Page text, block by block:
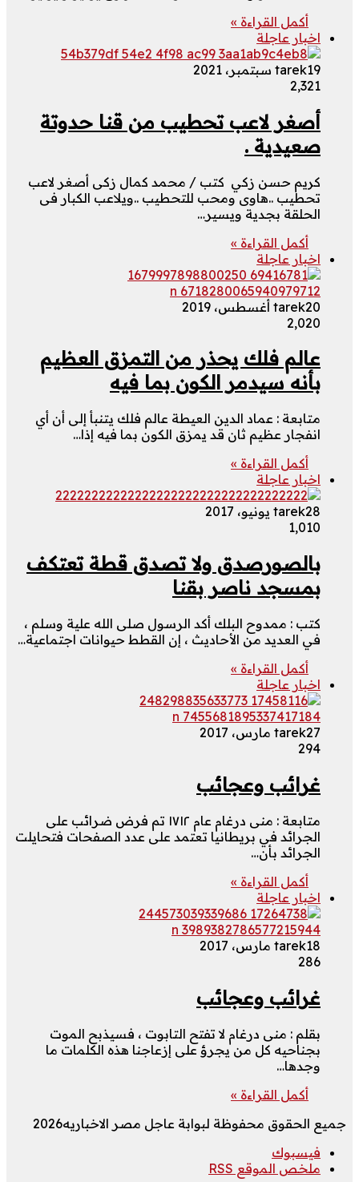
أكمل القراءة »
اخبار عاجلة
tarek19 سبتمبر، 2021
2٬321
أصغر لاعب تحطيب من قنا حدوتة
صعيدية .
كريم حسن زكي كتب / محمد كمال زكى أصغر لاعب
تحطيب ..هاوى ومحب للتحطيب ..ويلاعب الكبار فى
الحلقة بجدية ويسير…
أكمل القراءة »
اخبار عاجلة
tarek20 أغسطس، 2019
2٬020
عالم فلك يحذر من التمزق العظيم
بأنه سيدمر الكون بما فيه
متابعة : عماد الدين العيطة عالم فلك يتنبأ إلى أن أي
انفجار عظيم ثان قد يمزق الكون بما فيه إذا…
أكمل القراءة »
اخبار عاجلة
tarek28 يونيو، 2017
1٬010
بالصورصدق ولا تصدق قطة تعتكف
بمسجد ناصر بقنا
كتب : ممدوح البلك أكد الرسول صلى الله علية وسلم ،
في العديد من الأحاديث ، إن القطط حيوانات اجتماعية…
أكمل القراءة »
اخبار عاجلة
tarek27 مارس، 2017
294
غرائب وعجائب
متابعة : منى درغام عام ١٧١٢ تم فرض ضرائب على
الجرائد في بريطانيا تعتمد على عدد الصفحات فتحايلت
الجرائد بأن…
أكمل القراءة »
اخبار عاجلة
tarek18 مارس، 2017
286
غرائب وعجائب
بقلم : منى درغام لا تفتح التابوت ، فسيذبح الموت
بجناحيه كل من يجرؤ على إزعاجنا هذه الكلمات ما
وجدها…
أكمل القراءة »
جميع الحقوق محفوظة لبوابة عاجل مصر الاخباريه2026
فيسبوك
ملخص الموقع RSS